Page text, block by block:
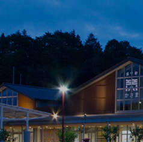
HOME